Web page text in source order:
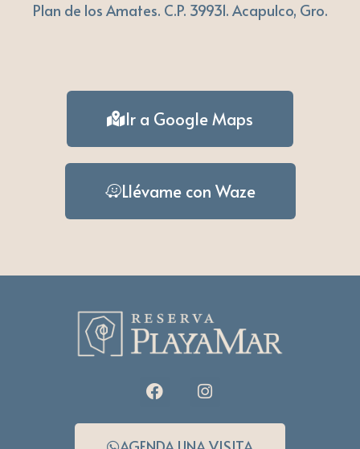
Plan de los Amates. C.P. 39931. Acapulco, Gro.
Ir a Google Maps
Llévame con Waze